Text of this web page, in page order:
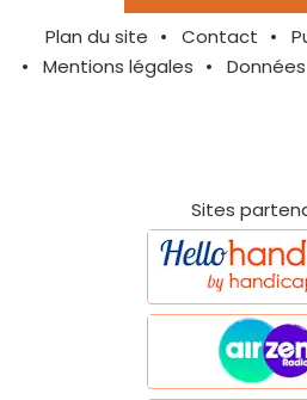
Plan du site Contact
Mentions légales
Données
Sites